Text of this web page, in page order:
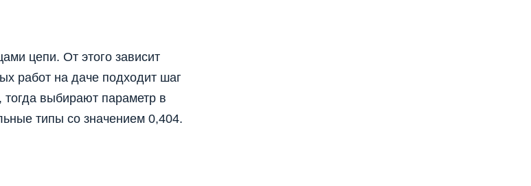
цепи. От этого зависит
работ на даче подходит шаг
тогда выбирают параметр в
типы со значением 0,404.